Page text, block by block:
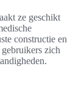
ze geschikt
constructie en
zich